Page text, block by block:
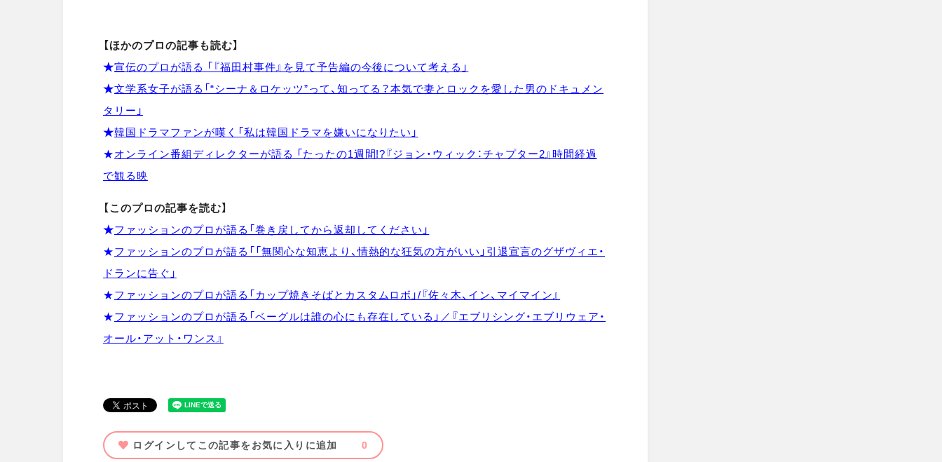
【ほかのプロの記事も読む】
★宣伝のプロが語る 「『福田村事件』を見て予告編の今後について考える」
★文学系女子が語る「“シーナ＆ロケッツ”って、知ってる？本気で妻とロックを愛した男のドキュメン
タリー」
★韓国ドラマファンが嘆く「私は韓国ドラマを嫌いになりたい」
★オンライン番組ディレクターが語る 「たったの1週間!?『ジョン・ウィック：チャプター2』時間経過
で観る映
【このプロの記事を読む】
★ファッションのプロが語る「巻き戻してから返却してください」
★ファッションのプロが語る「「無関心な知恵より、情熱的な狂気の方がいい」引退宣言のグザヴィエ・
ドランに告ぐ」
★ファッションのプロが語る「カップ焼きそばとカスタムロボ」/『佐々木、イン、マイマイン』
★ファッションのプロが語る「ベーグルは誰の心にも存在している」／『エブリシング・エブリウェア・
オール・アット・ワンス』
ログインしてこの記事をお気に入りに追加 0